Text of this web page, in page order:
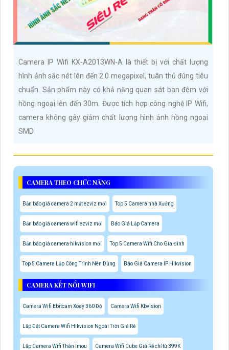
Camera IP Wifi KX-A2013WN-A là thiết bị với chất lượng
hình ảnh sắc nét lên đến 2.0 megapixel, tuân thủ đúng tiêu
chuẩn. Sản phẩm này có khả năng quan sát ban đêm với
hồng ngoại lên đến 30m. Được tích hợp công nghệ IP Wifi,
camera không gây giảm chất lượng hình ảnh hồng ngoại
SMD
CAMERA THEO CHỨC NĂNG
Bản báo giá camera 2 mắt ezviz mới Top 5 Camera nhà Xưởng
Bản báo giá camera wifi ezviz mới Báo Giá Lắp Camera
Bản báo giá camera hikvision mới Top 5 Camera Wifi Cho Gia Đình
Top 5 Camera Lắp Công Trình Nên Dùng Báo Giá Camera IP Hikvision
CAMERA KẾT NỐI WIFI
Camera Wifi Ebitcam Xoay 360 Độ Camera Wifi Kbvision
Lắp Đặt Camera Wifi Hikvision Ngoài Trời Giá Rẻ
Lắp Camera Wifi Thân Imou Camera Wifi Cube Giá Rẻ chỉ từ 399K